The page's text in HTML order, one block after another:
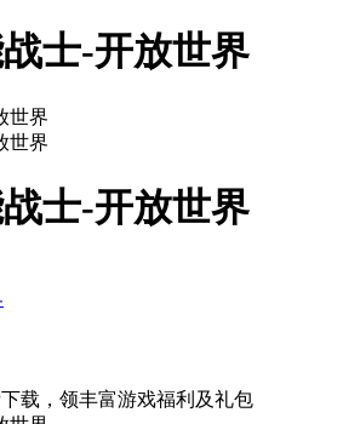
士-开放世界
士-开放世界
下载 ，领丰富游戏福利 及礼包